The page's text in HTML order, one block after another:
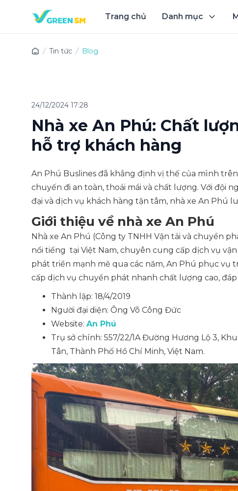
Trang chủ Danh mục
Tin tức Blog
24/12/2024 17:28
Nhà xe An Phú: Chất
hỗ trợ khách hàng
An Phú Buslines đã khẳng định vị thế của mình
chuyến đi an toàn, thoải mái và chất lượng. Với đội
đại và dịch vụ khách hàng tận tâm, nhà xe An Phú
Giới thiệu về nhà xe An Phú
Nhà xe An Phú (Công ty TNHH Vận tải và chuyển
nổi tiếng tại Việt Nam, chuyên cung cấp dịch vụ
phát triển mạnh mẽ qua các năm, An Phú phục
cấp dịch vụ chuyển phát nhanh chất lượng cao,
Thành lập: 18/4/2019
Người đại diện: Ông Võ Công Đức
Website: An Phú
Trụ sở chính: 557/22/1A Đường Hương Lộ 3,
Tân, Thành Phố Hồ Chí Minh, Việt Nam.